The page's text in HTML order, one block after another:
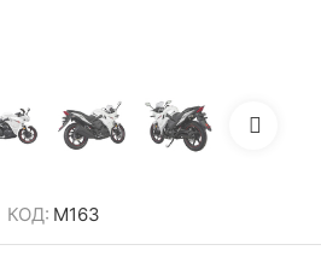
КОД: M163